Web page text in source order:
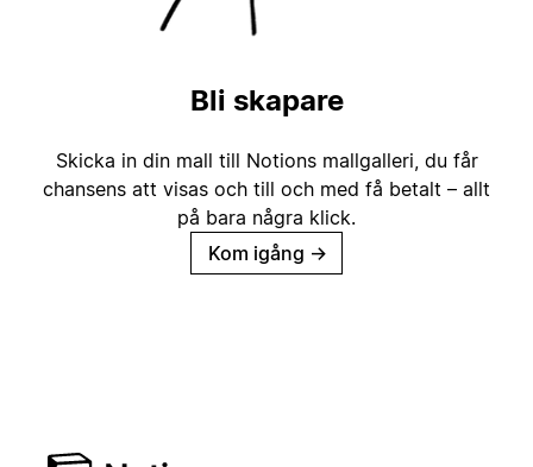
Bli skapare
Skicka in din mall till Notions mallgalleri, du får
chansens att visas och till och med få betalt – allt
på bara några klick.
Kom igång →